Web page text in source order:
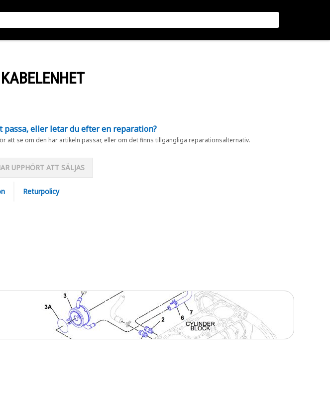
passa, eller letar du efter en reparation?
att se om den här artikeln passar, eller om det finns tillgängliga reparationsalternativ.
UPPHÖRT ATT SÄLJAS
Returpolicy